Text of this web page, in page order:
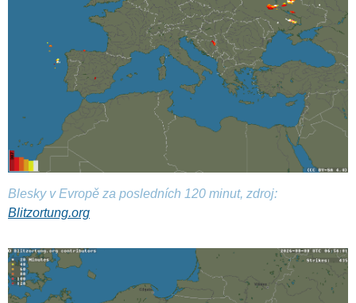
Blesky v Evropě za posledních 120 minut, zdroj:
Blitzortung.org